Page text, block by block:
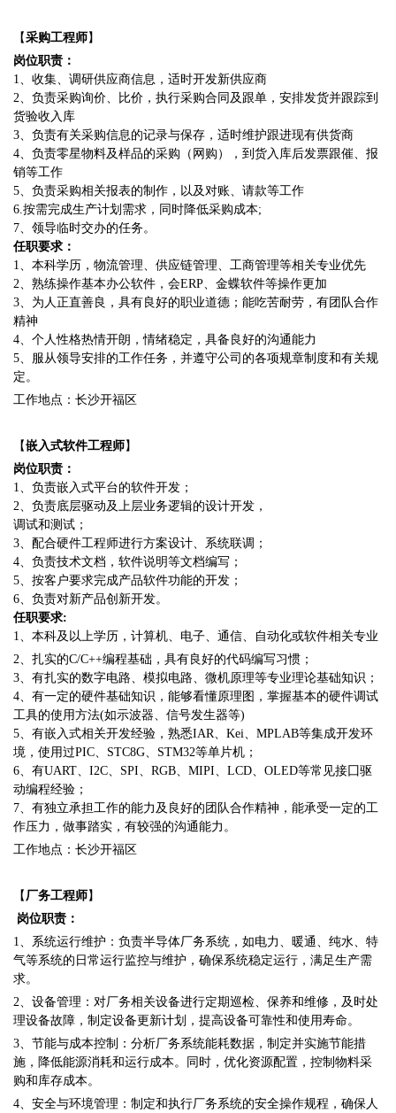
【采购工程师】
岗位职责：
1、收集、调研供应商信息，适时开发新供应商
2、负责采购询价、比价，执行采购合同及跟单，安排发货并跟踪到
货验收入库
3、负责有关采购信息的记录与保存，适时维护跟进现有供货商
4、负责零星物料及样品的采购（网购），到货入库后发票跟催、报
销等工作
5、负责采购相关报表的制作，以及对账、请款等工作
6.按需完成生产计划需求，同时降低采购成本;
7、领导临时交办的任务。
任职要求：
1、本科学历，物流管理、供应链管理、工商管理等相关专业优先
2、熟练操作基本办公软件，会ERP、金蝶软件等操作更加
3、为人正直善良，具有良好的职业道德；能吃苦耐劳，有团队合作
精神
4、个人性格热情开朗，情绪稳定，具备良好的沟通能力
5、服从领导安排的工作任务，并遵守公司的各项规章制度和有关规
定。
工作地点：长沙开福区
【嵌入式软件工程师】
岗位职责：
1、负责嵌入式平台的软件开发；
2、负责底层驱动及上层业务逻辑的设计开发，
调试和测试；
3、配合硬件工程师进行方案设计、系统联调；
4、负责技术文档，软件说明等文档编写；
5、按客户要求完成产品软件功能的开发；
6、负责对新产品创新开发。
任职要求:
1、本科及以上学历，计算机、电子、通信、自动化或软件相关专业
2、扎实的C/C++编程基础，具有良好的代码编写习惯；
3、有扎实的数字电路、模拟电路、微机原理等专业理论基础知识；
4、有一定的硬件基础知识，能够看懂原理图，掌握基本的硬件调试
工具的使用方法(如示波器、信号发生器等)
5、有嵌入式相关开发经验，熟悉IAR、Kei、MPLAB等集成开发环
境，使用过PIC、STC8G、STM32等单片机；
6、有UART、I2C、SPI、RGB、MIPI、LCD、OLED等常见接囗驱
动编程经验；
7、有独立承担工作的能力及良好的团队合作精神，能承受一定的工
作压力，做事踏实，有较强的沟通能力。
工作地点：长沙开福区
【 厂务工程师】
岗位职责：
1、系统运行维护：负责半导体厂务系统，如电力、暖通、纯水、特
气等系统的日常运行监控与维护，确保系统稳定运行，满足生产需
求。
2、设备管理：对厂务相关设备进行定期巡检、保养和维修，及时处
理设备故障，制定设备更新计划，提高设备可靠性和使用寿命。
3、节能与成本控制：分析厂务系统能耗数据，制定并实施节能措
施，降低能源消耗和运行成本。同时，优化资源配置，控制物料采
购和库存成本。
4、安全与环境管理：制定和执行厂务系统的安全操作规程，确保人